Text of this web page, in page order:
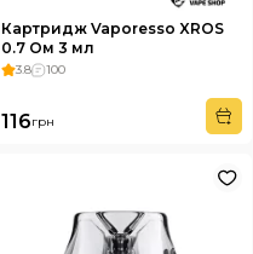
Картридж Vaporesso XROS
0.7 Ом 3 мл
3.8 100
116грн